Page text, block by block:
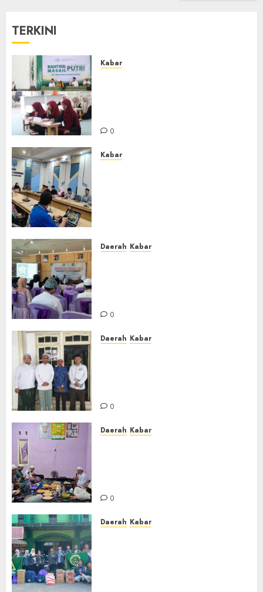
TERKINI
Kabar
0
Kabar
Daerah Kabar
0
Daerah Kabar
0
Daerah Kabar
0
Daerah Kabar